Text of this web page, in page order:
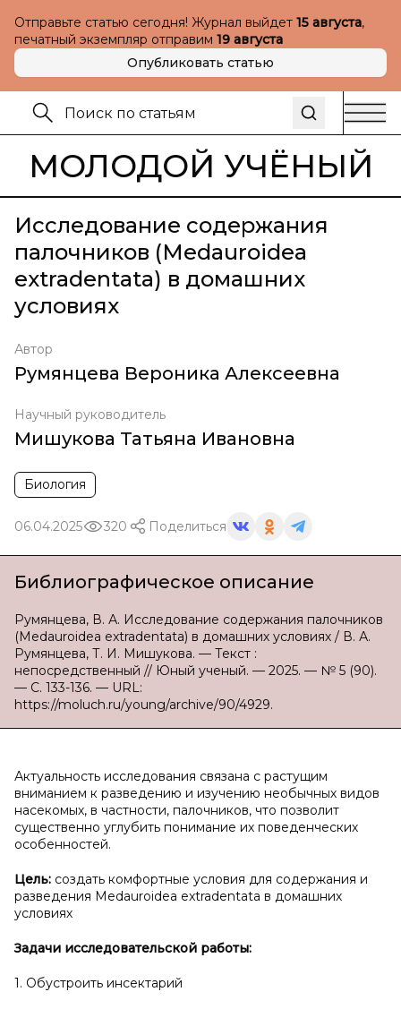
Отправьте статью сегодня! Журнал выйдет 15 августа,
печатный экземпляр отправим 19 августа
Опубликовать статью
МОЛОДОЙ УЧЁНЫЙ
Исследование содержания
палочников (Medauroidea
extradentata) в домашних
условиях
Автор
Румянцева Вероника Алексеевна
Научный руководитель
Мишукова Татьяна Ивановна
Биология
06.04.2025 320 Поделиться
Библиографическое описание
Румянцева, В. А. Исследование содержания палочников
(Medauroidea extradentata) в домашних условиях / В. А.
Румянцева, Т. И. Мишукова. — Текст :
непосредственный // Юный ученый. — 2025. — № 5 (90).
— С. 133-136. — URL:
https://moluch.ru/young/archive/90/4929.
Актуальность исследования связана с растущим
вниманием к разведению и изучению необычных видов
насекомых, в частности, палочников, что позволит
существенно углубить понимание их поведенческих
особенностей.
Цель: создать комфортные условия для содержания и
разведения Medauroidea extradentata в домашних
условиях
Задачи исследовательской работы:
1. Обустроить инсектарий